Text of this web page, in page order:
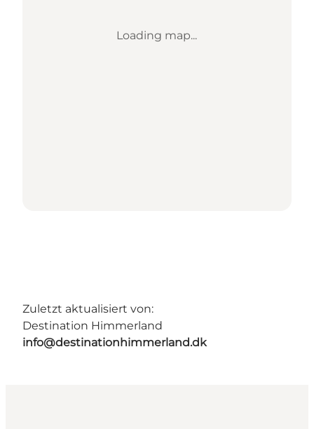
Loading map...
Zuletzt aktualisiert von:
Destination Himmerland
info@destinationhimmerland.dk